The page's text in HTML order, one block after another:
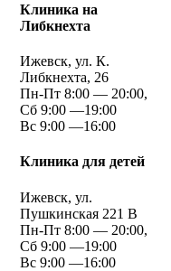
Клиника на
Либкнехта
Ижевск, ул. К.
Либкнехта, 26
Пн-Пт 8:00 — 20:00,
Сб 9:00 —19:00
Вс 9:00 —16:00
Клиника для детей
Ижевск, ул.
Пушкинская 221 В
Пн-Пт 8:00 — 20:00,
Сб 9:00 —19:00
Вс 9:00 —16:00